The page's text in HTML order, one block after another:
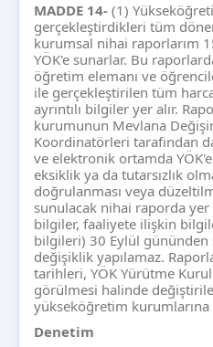
MADDE 14- (1)
gerçekleştirdikleri tüm
kurumsal nihai raporlarım
YÖK'e sunarlar. Bu
öğretim elemanı ve
ile gerçekleştirilen tüm
ayrıntılı bilgiler yer alır.
kurumunun Mevlana
Koordinatörleri tarafından
ve elektronik ortamda
eksiklik ya da tutarsızlık
doğrulanması veya
sunulacak nihai raporda
bilgiler, faaliyete ilişkin
bilgileri) 30 Eylül
değişiklik yapılamaz.
tarihleri, YÖK Yürütme
görülmesi halinde
yükseköğretim
Denetim